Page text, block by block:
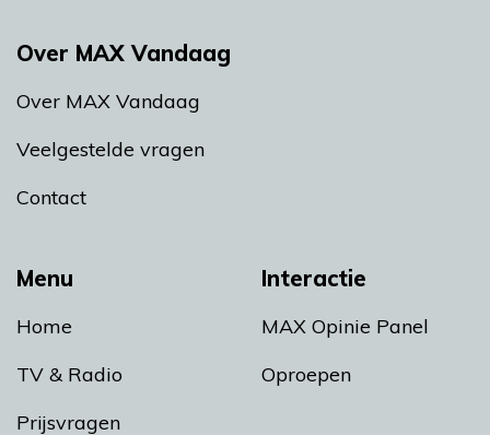
Menu
Home
TV & Radio
Prijsvragen
Interactie
MAX Opinie Panel
Oproepen
Over MAX Vandaag
Over MAX Vandaag
Veelgestelde vragen
Contact